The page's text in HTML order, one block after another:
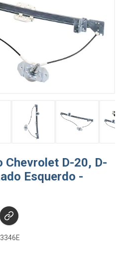
Chevrolet D-20, D-
Esquerdo -